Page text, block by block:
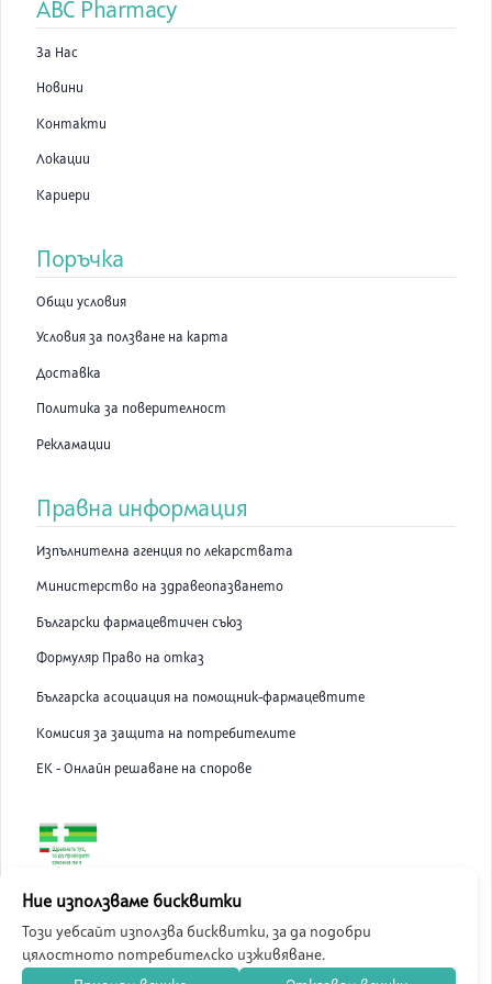
Сол
Енергийност (kcal/kJ)
*Съдържание в препоръчителния дневен прием.
ABC Pharmacy
За Нас
Новини
Контакти
Локации
Кариери
Поръчка
Общи условия
Условия за ползване на карта
Доставка
Политика за поверителност
Рекламации
Правна информация
Изпълнителна агенция по лекарствата
Министерство на здравеопазването
Български фармацевтичен съюз
Формуляр Право на отказ
Българска асоциация на помощник-фармацевтите
Комисия за защита на потребителите
ЕК - Онлайн решаване на спорове
ABC Pharmacy онлайн аптека е лицензирана от Изпълнителна
Агенция по Лекарствата.
ABC Pharmacy
Ние използваме бисквитки
Този уебсайт използва бисквитки, за да подобри
цялостното потребителско изживяване.